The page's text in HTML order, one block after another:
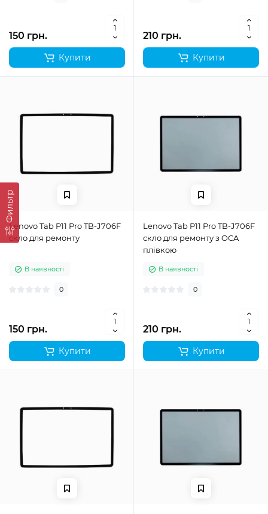
Фильтр
150 грн.
Купити
210 грн.
Купити
Lenovo Tab P11 Pro TB-J706F
скло для ремонту
В наявності
0
150 грн.
Купити
Lenovo Tab P11 Pro TB-J706F
скло для ремонту з OCA
плівкою
В наявності
0
210 грн.
Купити